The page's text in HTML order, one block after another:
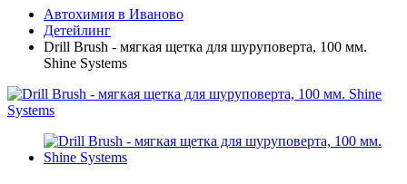
Автохимия в Иваново
Детейлинг
Drill Brush - мягкая щетка для шуруповерта, 100 мм.
Shine Systems